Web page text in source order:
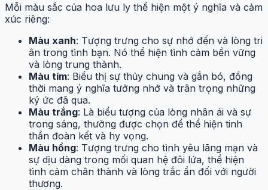
Mỗi màu sắc của hoa lưu ly thể hiện một ý nghĩa và cảm
xúc riêng:
Màu xanh: Tượng trưng cho sự nhớ đến và lòng tri
ân trong tình bạn. Nó thể hiện tình cảm bền vững
và lòng trung thành.
Màu tím: Biểu thị sự thủy chung và gắn bó, đồng
thời mang ý nghĩa tưởng nhớ và trân trọng những
ký ức đã qua.
Màu trắng: Là biểu tượng của lòng nhân ái và sự
trong sáng, thường được chọn để thể hiện tinh
thần đoàn kết và hy vọng.
Màu hồng: Tượng trưng cho tình yêu lãng mạn và
sự dịu dàng trong mối quan hệ đôi lứa, thể hiện
tình cảm chân thành và lòng trắc ẩn đối với người
thương.